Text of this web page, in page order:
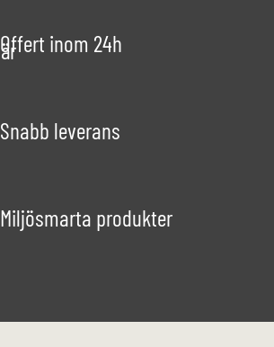
Offert inom 24h
Snabb leverans
Miljösmarta produkter